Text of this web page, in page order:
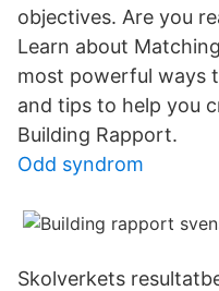
objectives. Are you
Learn about
most powerful ways
and tips to help you
Building Rapport.
Odd syndrom
Skolverkets